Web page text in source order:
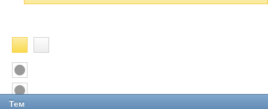
Тем